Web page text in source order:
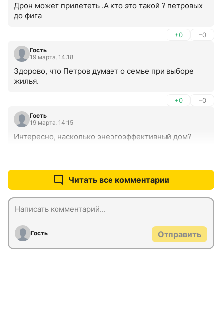
Дрон может прилететь .А кто это такой ? петровых
до фига
+0 –0
Гость
19 марта, 14:18
Здорово, что Петров думает о семье при выборе
жилья.
+0 –0
Гость
19 марта, 14:15
Интересно, насколько энергоэффективный дом?
Читать все комментарии
Гость Отправить